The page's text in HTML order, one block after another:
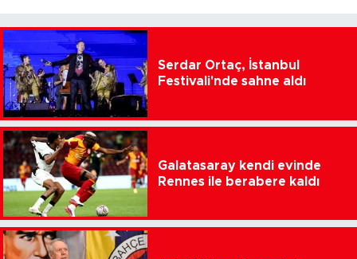
Serdar Ortaç, İstanbul
Festivali'nde sahne aldı
Galatasaray kendi evinde
Rennes ile berabere kaldı